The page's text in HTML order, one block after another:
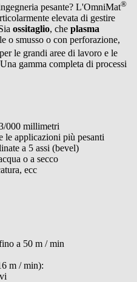
pesante? L'OmniMat®
elevata di gestire
ossitaglio, che plasma
o smusso o con perforazione,
le grandi aree di lavoro e le
gamma completa di processi
000 millimetri
le applicazioni più pesanti
a 5 assi (bevel)
o a secco
ecc
a 50 m / min
m / min):